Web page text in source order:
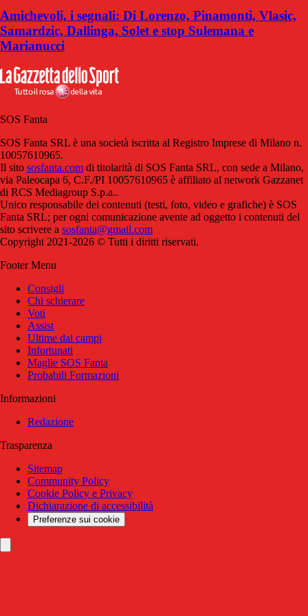
Amichevoli, i segnali: Di Lorenzo, Pinamonti, Vlasic,
Samardzic, Dallinga, Solet e stop Sulemana e
Marianucci
SOS Fanta
SOS Fanta SRL è una società iscritta al Registro Imprese di Milano n.
10057610965.
Il sito sosfanta.com di titolarità di SOS Fanta SRL, con sede a Milano,
via Paleocapa 6, C.F./PI 10057610965 è affiliato al network Gazzanet
di RCS Mediagroup S.p.a..
Unico responsabile dei contenuti (testi, foto, video e grafiche) è SOS
Fanta SRL; per ogni comunicazione avente ad oggetto i contenuti del
sito scrivere a sosfanta@gmail.com
Copyright 2021-2026 © Tutti i diritti riservati.
Footer Menu
Consigli
Chi schierare
Voti
Assist
Ultime dai campi
Infortunati
Maglie SOS Fanta
Probabili Formazioni
Informazioni
Redazione
Trasparenza
Sitemap
Community Policy
Cookie Policy e Privacy
Dichiarazione di accessibilità
Preferenze sui cookie